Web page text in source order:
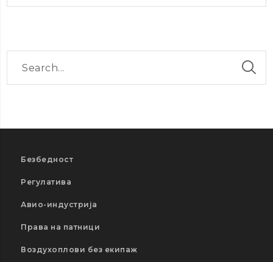
Безбедност
Регулатива
Авио-индустрија
Права на патници
Воздухоплови без екипаж